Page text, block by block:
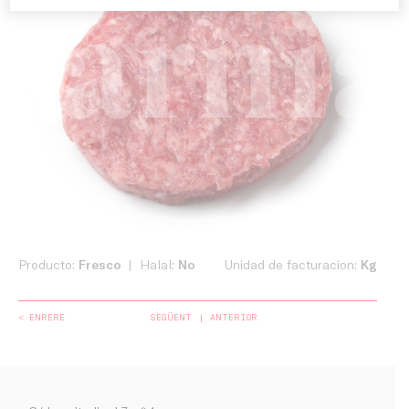
Producto: Fresco Halal: No Unidad de facturacion: Kg
< ENRERE SEGÜENT ANTERIOR